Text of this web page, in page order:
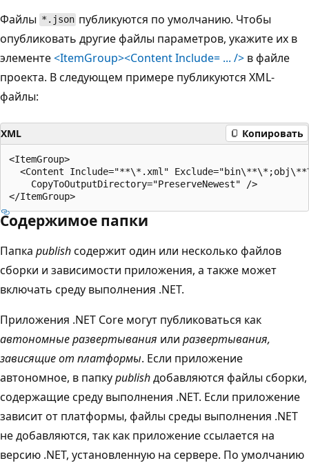
Файлы *.json публикуются по умолчанию. Чтобы
опубликовать другие файлы параметров, укажите их в
элементе<ItemGroup><Content Include= ... /> в файле
проекта. В следующем примере публикуются XML-
файлы:
XML Копировать
<ItemGroup>
<Content Include="**\*.xml"
    CopyToOutputDirectory="PreserveNewest" />
Содержимое папки
Папка publishсодержит один или несколько файлов
сборки и зависимости приложения, а также может
включать среду выполнения .NET.
Приложения .NET Core могут публиковаться как
автономные развертывания или развертывания,
зависящие от платформы. Если приложение
автономное, в папкуpublishдобавляются файлы сборки,
содержащие среду выполнения .NET. Если приложение
зависит от платформы, файлы среды выполнения .NET
не добавляются, так как приложение ссылается на
версию .NET, установленную на сервере. По умолчанию